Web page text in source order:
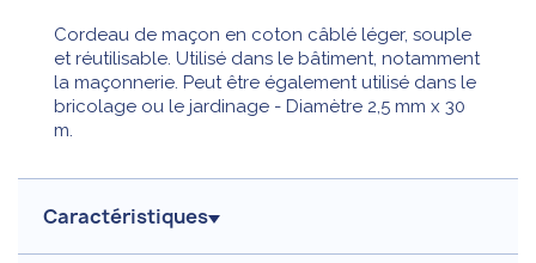
Cordeau de maçon en coton câblé léger, souple
et réutilisable. Utilisé dans le bâtiment, notamment
la maçonnerie. Peut être également utilisé dans le
bricolage ou le jardinage - Diamètre 2,5 mm x 30
m.
Caractéristiques